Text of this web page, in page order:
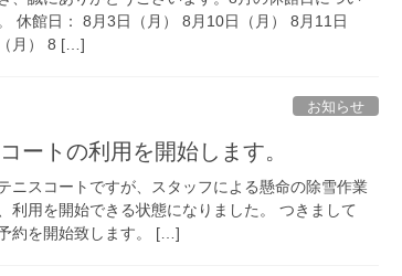
休館日： 8月3日（月） 8月10日（月） 8月11日
月） 8 […]
お知らせ
ートの利用を開始します。
ニスコートですが、スタッフによる懸命の除雪作業
利用を開始できる状態になりました。 つきまして
約を開始致します。 […]